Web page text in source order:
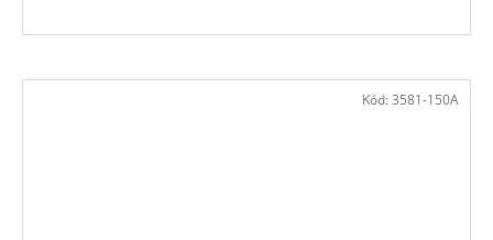
Kód: 3581-150A